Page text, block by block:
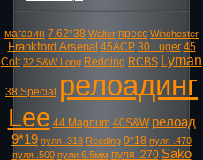
магазин 7.62*38 Walter пресс Winchester
Frankford Arsenal 45ACP 30 Luger 45
Colt 32 S&W Long Redding RCBS Lyman
38 Special релоадинг
Lee 44 Magnum 40S&W релоад
9*19 пуля .318 Reeding 9*18 пуля .470
пуля .500 пули 6.5мм пуля .270 Sako